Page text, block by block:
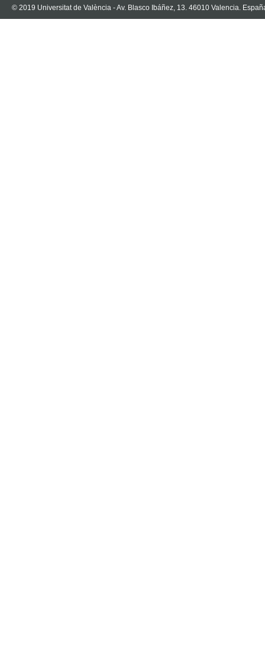
© 2019 Universitat de València - Av. Blasco Ibáñez, 13. 46010 Valencia.